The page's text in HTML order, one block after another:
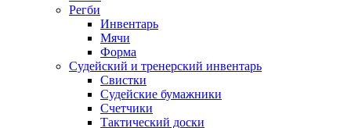
Регби
Инвентарь
Мячи
Форма
Судейский и тренерский инвентарь
Свистки
Судейские бумажники
Счетчики
Тактический доски